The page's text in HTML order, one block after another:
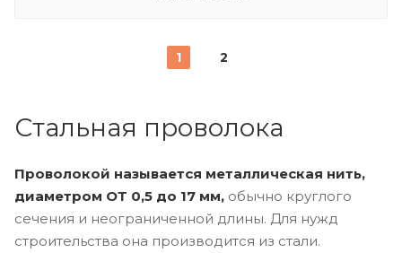
1 2
Стальная проволока
Проволокой называется металлическая нить,
диаметром ОТ 0,5 до 17 мм, обычно круглого
сечения и неограниченной длины. Для нужд
строительства она производится из стали.